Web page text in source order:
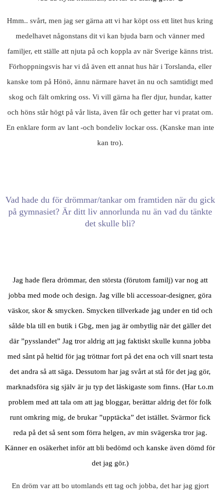
Hmm.. svårt, men jag ser gärna att vi har köpt oss ett litet hus kring
medelhavet någonstans dit vi kan bjuda barn och vänner med
familjer, ett ställe att njuta på och koppla av när Sverige känns trist.
Förhoppningsvis har vi då även ett annat hus här i Torslanda, eller
kanske tom på Hönö, ännu närmare havet än nu och samtidigt med
skog och fält omkring oss. Vi vill gärna ha fler djur, hundar, katter
och höns står högt på vår lista, även får och getter har vi pratat om.
En enklare form av lant -och bondeliv lockar oss. (Kanske man inte
kan tro).
Vad hade du för drömmar/tankar om framtiden när du gick
på gymnasiet? Är ditt liv annorlunda nu än vad du tänkte
det skulle bli?
Jag hade flera drömmar, den största (förutom familj) var nog att
jobba med mode och design. Jag ville bli accessoar-designer, göra
väskor, skor & smycken. Smycken tillverkade jag under en tid och
sålde bla till en butik i Gbg, men jag är ombytlig när det gäller det
där ”pysslandet” Jag tror aldrig att jag faktiskt skulle kunna jobba
med sånt på heltid för jag tröttnar fort på det ena och vill snart testa
det andra så att säga. Dessutom har jag svårt at stå för det jag gör,
marknadsföra sig själv är ju typ det läskigaste som finns. (Har t.o.m
problem med att tala om att jag bloggar, berättar aldrig det för folk
runt omkring mig, de brukar ”upptäcka” det istället. Svärmor fick
reda på det så sent som förra helgen, av min svägerska tror jag.
Känner en osäkerhet inför att bli bedömd och kanske även dömd för
det jag gör.)
En dröm var att bo utomlands ett tag och jobba, det har jag gjort